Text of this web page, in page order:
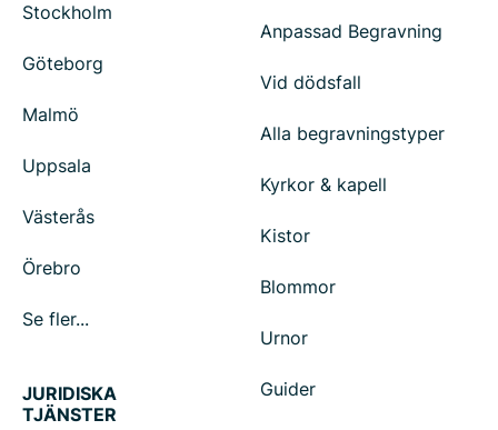
Stockholm
Göteborg
Malmö
Uppsala
Västerås
Örebro
Se fler...
Anpassad Begravning
Vid dödsfall
Alla begravningstyper
Kyrkor & kapell
Kistor
Blommor
Urnor
Guider
JURIDISKA
TJÄNSTER